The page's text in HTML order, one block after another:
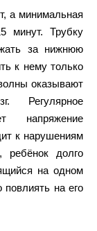
а минимальная
минут. Трубку
за нижнюю
к нему только
оказывают
Регулярное
напряжение
к нарушениям
ребёнок долго
на одном
повлиять на его